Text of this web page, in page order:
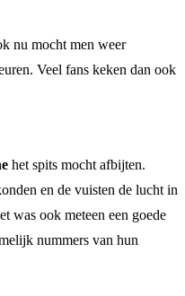
nu mocht men weer
Veel fans keken dan ook
het spits mocht afbijten.
en de vuisten de lucht in
was ook meteen een goede
nummers van hun